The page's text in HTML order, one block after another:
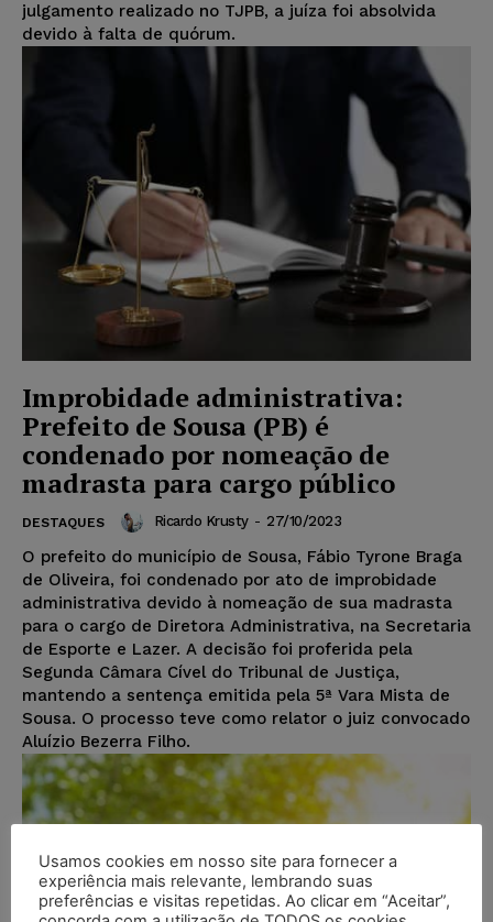
julgamento realizado no TJPB, a juíza foi absolvida
devido à falta de quórum.
Improbidade administrativa:
Prefeito de Sousa (PB) é
condenado por nomeação de
madrasta para cargo público
DESTAQUES Ricardo Krusty - 27/10/2023
O prefeito do município de Sousa, Fábio Tyrone Braga
de Oliveira, foi condenado por ato de improbidade
administrativa devido à nomeação de sua madrasta
para o cargo de Diretora Administrativa, na Secretaria
de Esporte e Lazer. A decisão foi proferida pela
Segunda Câmara Cível do Tribunal de Justiça,
mantendo a sentença emitida pela 5ª Vara Mista de
Sousa. O processo teve como relator o juiz convocado
Aluízio Bezerra Filho.
Usamos cookies em nosso site para fornecer a
experiência mais relevante, lembrando suas
preferências e visitas repetidas. Ao clicar em “Aceitar”,